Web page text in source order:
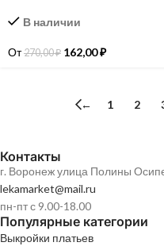
В наличии
От270,00₽ 162,00₽
← 1 2
Контакты
г. Воронеж улица Полины
lekamarket@mail.ru
пн-пт с 9.00-18.00
Популярные категории
Выкройки платьев